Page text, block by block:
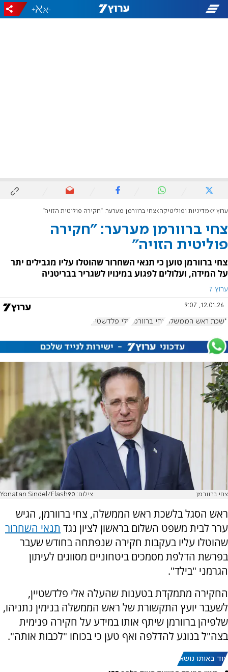
-
+
ערוץ 7 מדיניות ופוליטיקה צחי ברוורמן מערער: "חקירה פוליטית הזויה"
צחי ברוורמן מערער: "חקירה
פוליטית הזויה"
צחי ברוורמן טוען כי תנאי השחרור שהוטלו עליו מגבילים יתר
על המידה, ועלולים לפגוע במינויו לשגריר בבריטניה
ערוץ 7
12.01.26, 9:07
לשכת ראש הממשלה צחי ברוורמן אלי פלדשטיין
צחי ברוורמן צילום: Yonatan Sindel/Flash90
ראש הסגל בלשכת ראש הממשלה, צחי ברוורמן, הגיש
ערר לבית משפט השלום בראשון לציון נגד תנאי השחרור
שהוטלו עליו בעקבות חקירה שנפתחה בחודש שעבר
בפרשת הדלפת מסמכים ביטחוניים מסווגים לעיתון
הגרמני "בילד".
החקירה מתמקדת בטענות שהעלה אלי פלדשטיין,
לשעבר יועץ התקשורת של ראש הממשלה בנימין נתניהו,
שלפיהן ברוורמן שיתף אותו במידע על חקירה פנימית
בצה"ל בנוגע להדלפה ואף טען כי בכוחו "לכבות אותה".
עוד באותו נושא: